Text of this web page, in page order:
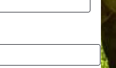
p
o
n
e
E